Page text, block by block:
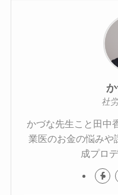
社
かづな先生こと田中
業医のお金の悩みや
成プロ